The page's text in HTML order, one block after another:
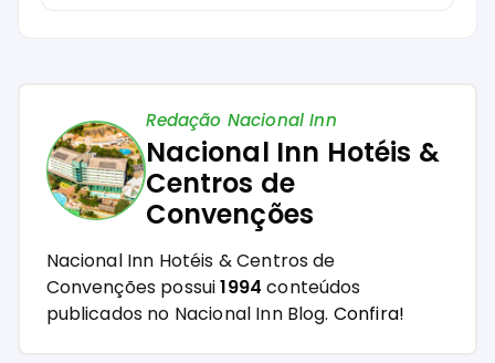
Redação Nacional Inn
Nacional Inn Hotéis &
Centros de
Convenções
Nacional Inn Hotéis & Centros de
Convenções possui1994 conteúdos
publicados no Nacional Inn Blog. Confira!